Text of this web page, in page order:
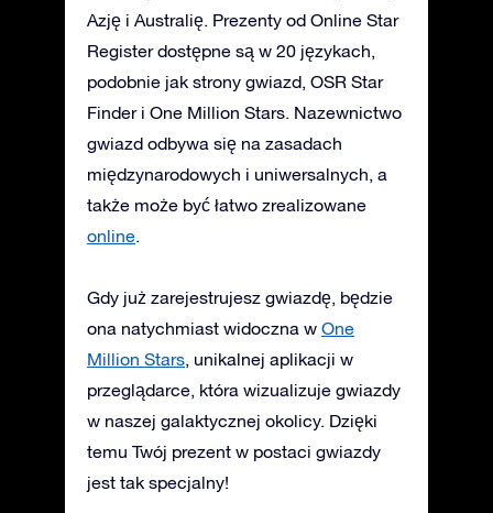
Azję i Australię. Prezenty od Online Star
Register dostępne są w 20 językach,
podobnie jak strony gwiazd, OSR Star
Finder i One Million Stars. Nazewnictwo
gwiazd odbywa się na zasadach
międzynarodowych i uniwersalnych, a
także może być łatwo zrealizowane
online.
Gdy już zarejestrujesz gwiazdę, będzie
ona natychmiast widoczna w One
Million Stars, unikalnej aplikacji w
przeglądarce, która wizualizuje gwiazdy
w naszej galaktycznej okolicy. Dzięki
temu Twój prezent w postaci gwiazdy
jest tak specjalny!